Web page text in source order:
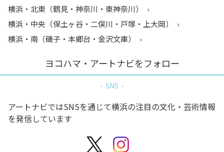
横浜・北東（鶴見・神奈川・東神奈川）
横浜・中央（保土ヶ谷・二俣川・戸塚・上大岡）
横浜・南（磯子・本郷台・金沢文庫）
ヨコハマ・アートナビをフォロー
SNS
アートナビではSNSを通じて横浜の注目の文化・芸術情報
を発信しています